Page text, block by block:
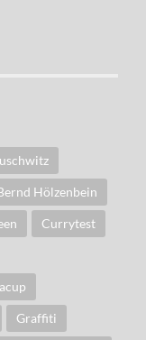
Hölzenbein
Currytest
Graffiti